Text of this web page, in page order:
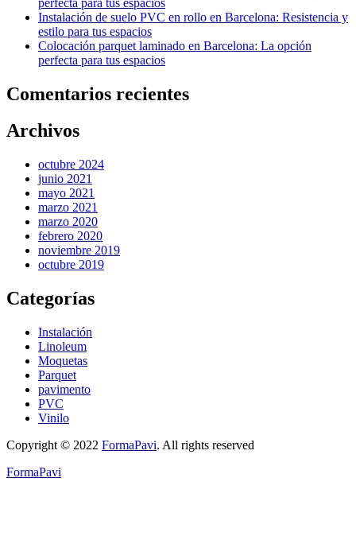
Instalación de suelo PVC en rollo en Barcelona: Resistencia y
estilo para tus espacios
Colocación parquet laminado en Barcelona: La opción
perfecta para tus espacios
Comentarios recientes
Archivos
octubre 2024
junio 2021
mayo 2021
marzo 2021
marzo 2020
febrero 2020
noviembre 2019
octubre 2019
Categorías
Instalación
Linoleum
Moquetas
Parquet
pavimento
PVC
Vinilo
Copyright © 2022 FormaPavi. All rights reserved
FormaPavi